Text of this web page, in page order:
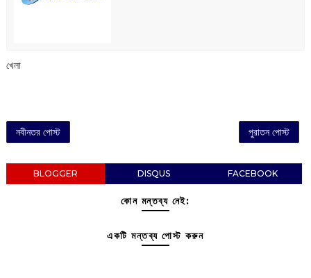
খেলা
নবীনতর পোস্ট পুরাতন পোস্ট
BLOGGER DISQUS FACEBOOK
কোন মন্তব্য নেই:
একটি মন্তব্য পোস্ট করুন